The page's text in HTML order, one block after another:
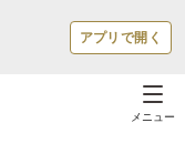
アプリで開く
メニュー